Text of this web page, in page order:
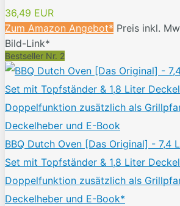
36,49 EUR
Zum Amazon Angebot* Preis inkl.
Bild-Link*
Bestseller Nr. 2
BBQ Dutch Oven [Das Original] - 7,4
Set mit Topfständer & 1,8 Liter
Doppelfunktion zusätzlich als
Deckelheber und E-Book*